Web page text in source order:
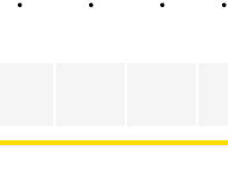
•
•
•
•